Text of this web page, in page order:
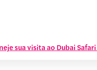
sua visita ao Dubai